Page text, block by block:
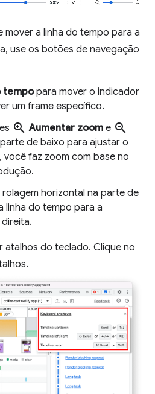
mover a linha do tempo para a
use os botões de navegação
tempopara mover o indicador
um frame específico.
zoom_in Aumentar zoom e zoom_out
de baixo para ajustar o
você faz zoom com base no
horizontal na parte de
linha do tempo para a
atalhos do teclado. Clique no